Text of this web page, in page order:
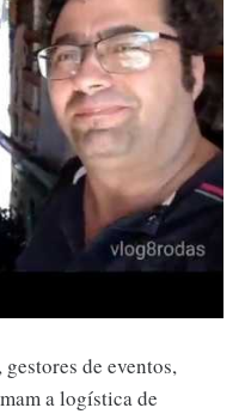
de eventos,
a logística de